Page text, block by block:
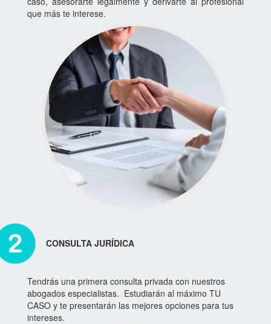
que más te interese.
CONSULTA JURÍDICA
Tendrás una primera consulta privada con nuestros
abogados especialistas. Estudiarán al máximo TU
CASO y te presentarán las mejores opciones para tus
intereses.